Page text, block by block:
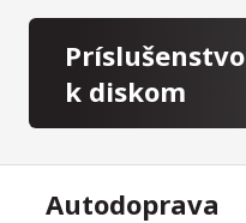
Príslušenstvo
k diskom
Autodoprava